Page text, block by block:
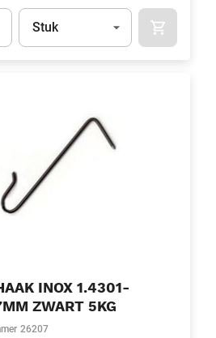
Eenheid
Stuk
INOX 1.4301-
ZWART 5KG
26207